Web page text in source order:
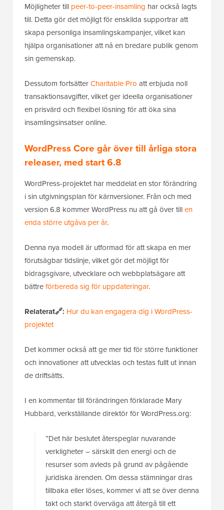
Möjligheter till peer-to-peer-insamling har också lagts
till. Detta gör det möjligt för enskilda supportrar att
skapa personliga insamlingskampanjer, vilket kan
hjälpa organisationer att nå en bredare publik genom
sin gemenskap.
Dessutom fortsätterCharitable Pro att erbjuda noll
transaktionsavgifter, vilket ger ideella organisationer
en prisvärd och flexibel lösning för att öka sina
insamlingsinsatser online.
WordPress Core går över till årliga stora
releaser, med start 6.8
WordPress-projektet har meddelat en stor förändring
i sin utgivningsplan för kärnversioner. Från och med
version 6.8 kommer WordPress nu att gå över tillen
enda större utgåva per år.
Denna nya modell är utformad för att skapa en mer
förutsägbar tidslinje, vilket gör det möjligt för
bidragsgivare, utvecklare och webbplatsägare att
bättreförbereda sig för uppdateringar.
Relaterat🔗: Hur du kan engagera dig i WordPress-
projektet
Det kommer också att ge mer tid för större funktioner
och innovationer att utvecklas och testas fullt ut innan
de driftsätts.
I en kommentar till förändringen förklarade Mary
Hubbard, verkställande direktör för WordPress.org:
”Det här beslutet återspeglar nuvarande
verkligheter – särskilt den energi och de
resurser som avleds på grund av pågående
juridiska ärenden. Om dessa stämningar dras
tillbaka eller löses, kommer vi att se över denna
takt och starkt överväga att återgå till ett